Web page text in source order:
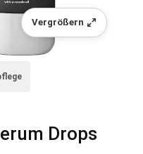
Vergrößern
Drops